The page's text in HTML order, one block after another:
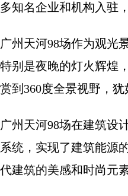
多知名企业和机构入驻
广州天河98场作为观光
特别是夜晚的灯火辉煌
赏到360度全景视野，犹
广州天河98场在建筑设
系统，实现了建筑能源
代建筑的美感和时尚元素